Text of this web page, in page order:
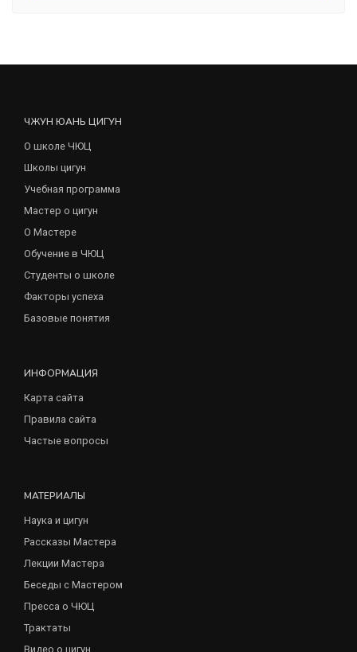
ЧЖУН ЮАНЬ ЦИГУН
О школе ЧЮЦ
Школы цигун
Учебная программа
Мастер о цигун
О Мастере
Обучение в ЧЮЦ
Студенты о школе
Факторы успеха
Базовые понятия
ИНФОРМАЦИЯ
Карта сайта
Правила сайта
Частые вопросы
МАТЕРИАЛЫ
Наука и цигун
Рассказы Мастера
Лекции Мастера
Беседы с Мастером
Пресса о ЧЮЦ
Трактаты
Видео о цигун